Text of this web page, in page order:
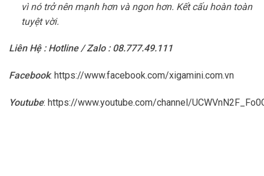
vì nó trở nên mạnh hơn và ngon hơn. Kết cấu hoàn toàn
tuyệt vời.
Liên Hệ : Hotline / Zalo : 08.777.49.111
Facebook: https://www.facebook.com/xigamini.com.vn
Youtube: https://www.youtube.com/channel/